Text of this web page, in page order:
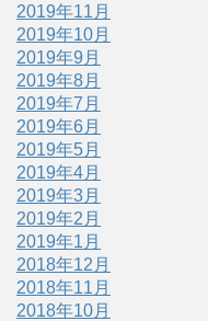
2019年11月
2019年10月
2019年9月
2019年8月
2019年7月
2019年6月
2019年5月
2019年4月
2019年3月
2019年2月
2019年1月
2018年12月
2018年11月
2018年10月